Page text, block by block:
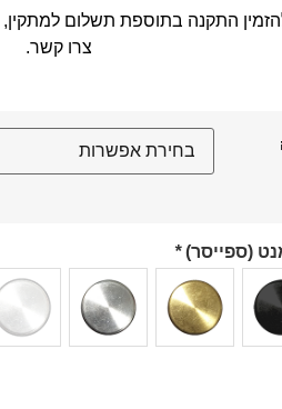
התקנה בתוספת תשלום
צרו קשר.
(ספייסר)*